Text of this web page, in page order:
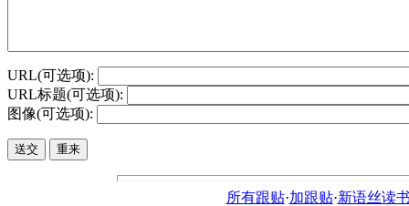
URL(可选项):
URL标题(可选项):
图像(可选项):
所有跟贴·加跟贴·新语丝读